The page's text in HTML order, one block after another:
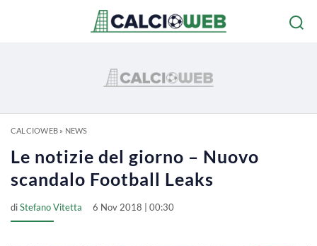
CALCIOWEB» NEWS
Le notizie del giorno – Nuovo
scandalo Football Leaks
diStefano Vitetta 6 Nov 2018 | 00:30